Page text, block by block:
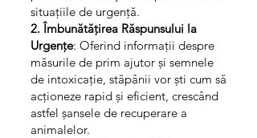
situațiile de urgență.
2. Îmbunătățirea Răspunsului la
Urgențe: Oferind informații despre
măsurile de prim ajutor și semnele
de intoxicație, stăpânii vor ști cum să
acționeze rapid și eficient, crescând
astfel șansele de recuperare a
animalelor.